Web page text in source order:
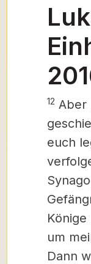
12 Aber
euch
um
Dann